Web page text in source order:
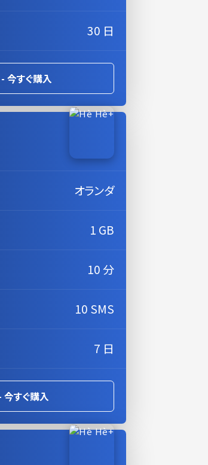
30 日
今すぐ購入
オランダ
1 GB
10 分
10 SMS
7 日
今すぐ購入